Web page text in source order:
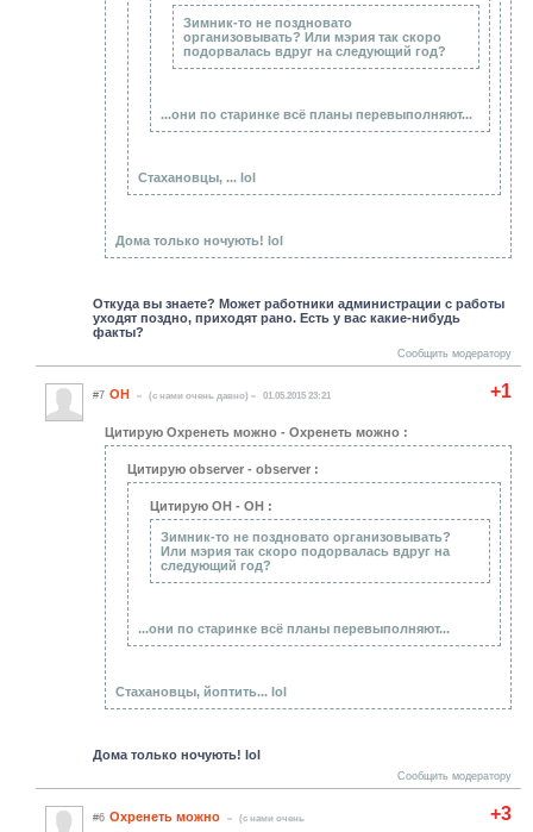
Зимник-то не поздновато
организовывать? Или мэрия так скоро
подорвалась вдруг на следующий год?
...они по старинке всё планы перевыполняют...
Стахановцы, ... lol
Дома только ночують! lol
Откуда вы знаете? Может работники администрации с работы
уходят поздно, приходят рано. Есть у вас какие-нибудь
факты?
Сообщить модератору
+1
#7 ОН (c нами очень давно) 01.05.2015 23:21
Цитирую Охренеть можно - Охренеть можно :
Цитирую observer - observer :
Цитирую ОН - ОН :
Зимник-то не поздновато организовывать?
Или мэрия так скоро подорвалась вдруг на
следующий год?
...они по старинке всё планы перевыполняют...
Стахановцы, йоптить... lol
Дома только ночують! lol
Сообщить модератору
+3
#6 Охренеть можно
(c нами очень